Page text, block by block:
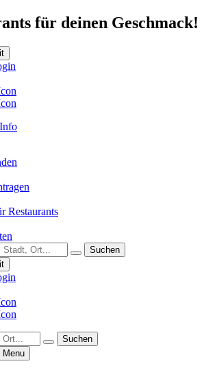
für deinen Geschmack!
Restaurants
Suchen
Suchen
Menu